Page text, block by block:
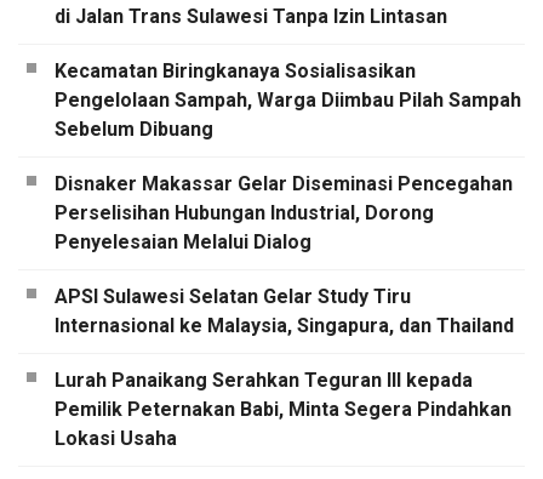
di Jalan Trans Sulawesi Tanpa Izin Lintasan
Kecamatan Biringkanaya Sosialisasikan
Pengelolaan Sampah, Warga Diimbau Pilah Sampah
Sebelum Dibuang
Disnaker Makassar Gelar Diseminasi Pencegahan
Perselisihan Hubungan Industrial, Dorong
Penyelesaian Melalui Dialog
APSI Sulawesi Selatan Gelar Study Tiru
Internasional ke Malaysia, Singapura, dan Thailand
Lurah Panaikang Serahkan Teguran III kepada
Pemilik Peternakan Babi, Minta Segera Pindahkan
Lokasi Usaha